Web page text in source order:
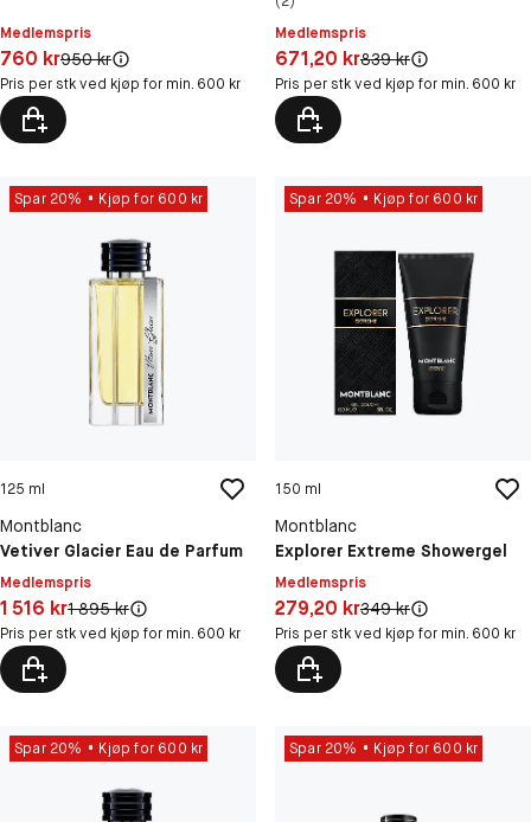
Medlemspris
Pris: 760 kr
760 krOriginal pris:
950 kr
Pris per stk ved kjøp for min. 600 kr
Medlemspris
Pris: 671,20 kr
671,20 krOriginal pris:
839 kr
Pris per stk ved kjøp for min. 600 kr
Spar 20% Kjøp for 600 kr
125 ml
Montblanc
Vetiver Glacier Eau de Parfum
Medlemspris
Pris: 1 516 kr
1 516 krOriginal pris:
1 895 kr
Pris per stk ved kjøp for min. 600 kr
Spar 20% Kjøp for 600 kr
150 ml
Montblanc
Explorer Extreme Showergel
Medlemspris
Pris: 279,20 kr
279,20 krOriginal pris:
349 kr
Pris per stk ved kjøp for min. 600 kr
Spar 20% Kjøp for 600 kr Spar 20% Kjøp for 600 kr